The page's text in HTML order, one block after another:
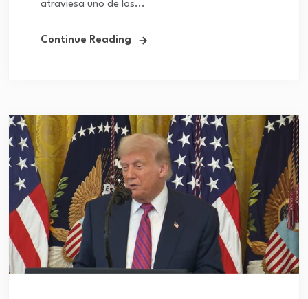
atraviesa uno de los...
Continue Reading